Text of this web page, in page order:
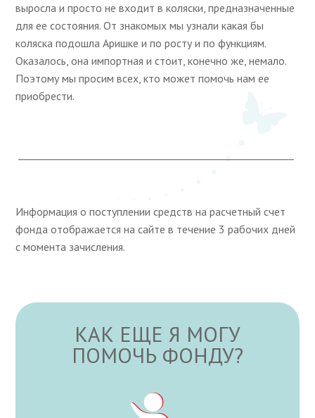
выросла и просто не входит в коляски, предназначенные
для ее состояния. От знакомых мы узнали какая бы
коляска подошла Аришке и по росту и по функциям.
Оказалось, она импортная и стоит, конечно же, немало.
Поэтому мы просим всех, кто может помочь нам ее
приобрести.
Информация о поступлении средств на расчетный счет
фонда отображается на сайте в течение 3 рабочих дней
с момента зачисления.
КАК ЕЩЕ Я МОГУ
ПОМОЧЬ ФОНДУ?